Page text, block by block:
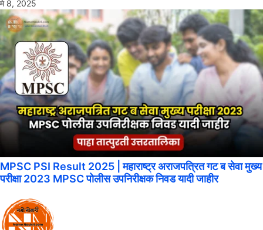
मे 8, 2025
MPSC PSI Result 2025 | महाराष्ट्र अराजपत्रित गट ब सेवा मुख्य
परीक्षा 2023 MPSC पोलीस उपनिरीक्षक निवड यादी जाहीर